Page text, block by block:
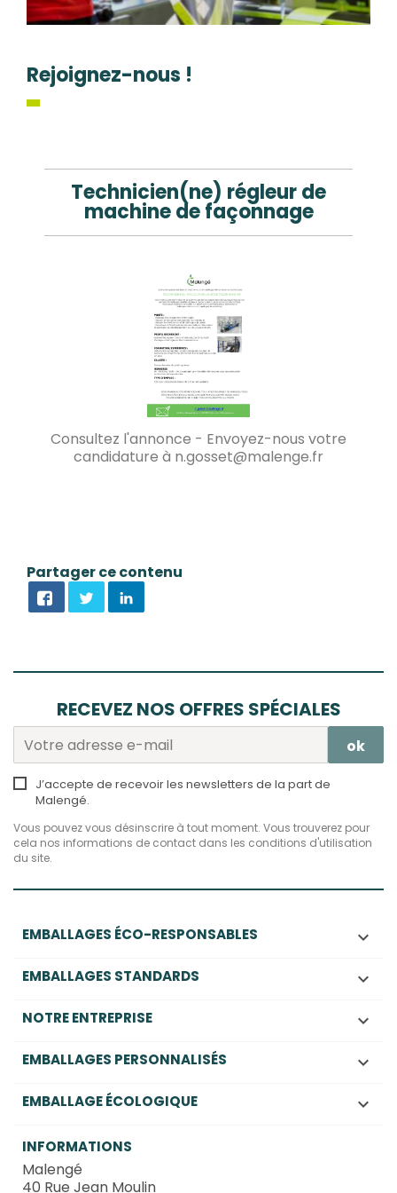
Rejoignez-nous !
Technicien(ne) régleur de
machine de façonnage
Consultez l'annonce - Envoyez-nous votre
candidature à n.gosset@malenge.fr
Partager ce contenu
RECEVEZ NOS OFFRES SPÉCIALES
J’accepte de recevoir les newsletters de la part de
Malengé.
Vous pouvez vous désinscrire à tout moment. Vous trouverez pour
cela nos informations de contact dans les conditions d'utilisation
du site.
EMBALLAGES ÉCO-RESPONSABLES 
EMBALLAGES STANDARDS 
NOTRE ENTREPRISE 
EMBALLAGES PERSONNALISÉS 
EMBALLAGE ÉCOLOGIQUE 
INFORMATIONS
Malengé
40 Rue Jean Moulin